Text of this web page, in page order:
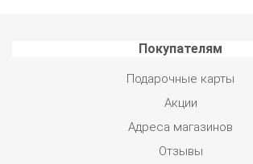
Покупателям
Подарочные карты
Акции
Адреса магазинов
Отзывы